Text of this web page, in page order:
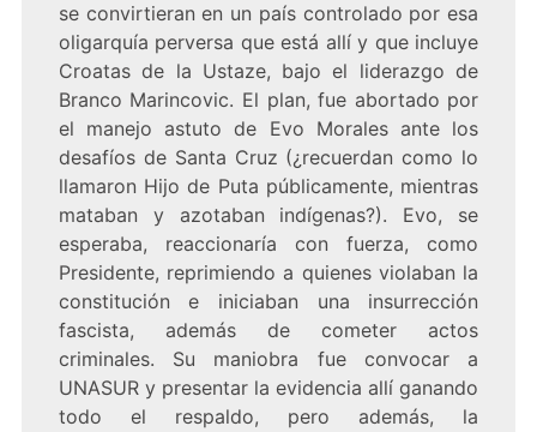
se convirtieran en un país controlado por esa
oligarquía perversa que está allí y que incluye
Croatas de la Ustaze, bajo el liderazgo de
Branco Marincovic. El plan, fue abortado por
el manejo astuto de Evo Morales ante los
desafíos de Santa Cruz (¿recuerdan como lo
llamaron Hijo de Puta públicamente, mientras
mataban y azotaban indígenas?). Evo, se
esperaba, reaccionaría con fuerza, como
Presidente, reprimiendo a quienes violaban la
constitución e iniciaban una insurrección
fascista, además de cometer actos
criminales. Su maniobra fue convocar a
UNASUR y presentar la evidencia allí ganando
todo el respaldo, pero además, la